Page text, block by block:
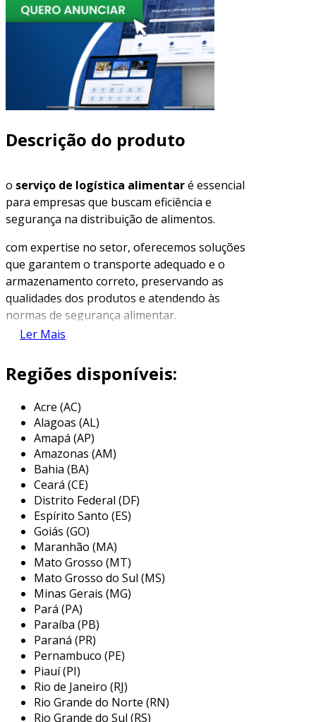
Descrição do produto
o serviço de logística alimentaré essencial
para empresas que buscam eficiência e
segurança na distribuição de alimentos.
com expertise no setor, oferecemos soluções
que garantem o transporte adequado e o
armazenamento correto, preservando as
qualidades dos produtos e atendendo às
normas de segurança alimentar.
descubra como nossa logística pode
características do serviço de logística
alimentar
nossoserviço de logística alimentar
um sistema integrado de gestão de transporte
que se adapta às necessidades específicas de
cada empresa.
com tecnologias avançadas de rastreamento
por gps, é possível monitorar em tempo real
todos os processos logísticos, assegurando
que os alimentos sejam entregues com
precisãoepontualidade.
além disso, nossa infraestrutura robusta
permite a conservação adequada dos produtos,
evitando perdas e respeitando todas as
normativas desegurança alimentar
essa abordagem garante a confiança de que
seu produto chegará ao destino final em
Ler Mais
Regiões disponíveis:
Acre (AC)
Alagoas (AL)
Amapá (AP)
Amazonas (AM)
Bahia (BA)
Ceará (CE)
Distrito Federal (DF)
Espírito Santo (ES)
Goiás (GO)
Maranhão (MA)
Mato Grosso (MT)
Mato Grosso do Sul (MS)
Minas Gerais (MG)
Pará (PA)
Paraíba (PB)
Paraná (PR)
Pernambuco (PE)
Piauí (PI)
Rio de Janeiro (RJ)
Rio Grande do Norte (RN)
Rio Grande do Sul (RS)